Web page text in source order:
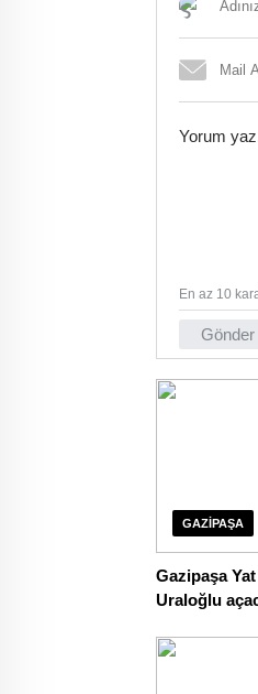
Gönder
En az 10
GAZIPAŞA
Gazipaşa
Uraloğlu